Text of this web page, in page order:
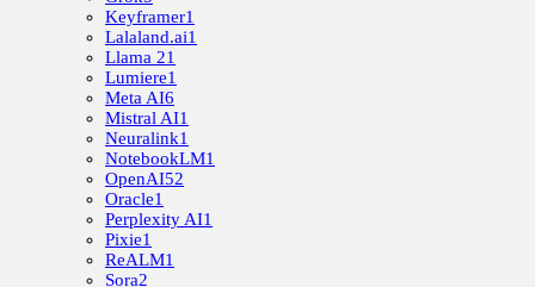
Keyframer1
Lalaland.ai1
Llama 21
Lumiere1
Meta AI6
Mistral AI1
Neuralink1
NotebookLM1
OpenAI52
Oracle1
Perplexity AI1
Pixie1
ReALM1
Sora2